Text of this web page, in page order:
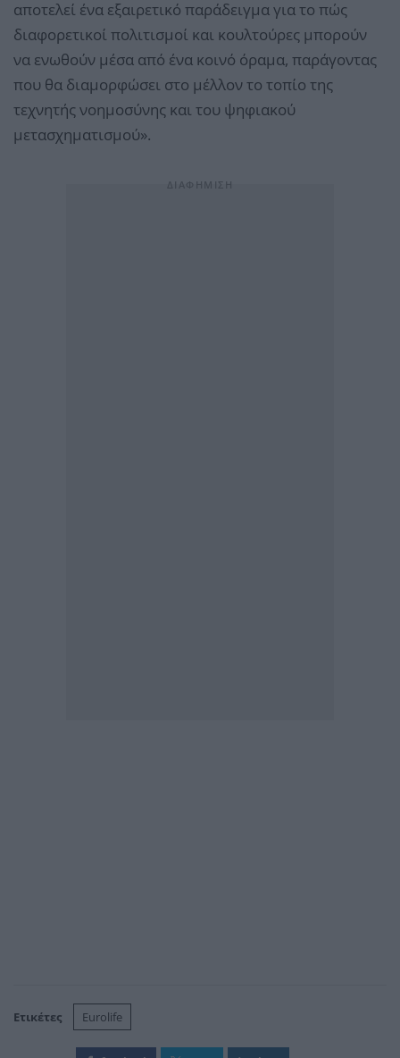
αποτελεί ένα εξαιρετικό παράδειγμα για το πώς
διαφορετικοί πολιτισμοί και κουλτούρες μπορούν
να ενωθούν μέσα από ένα κοινό όραμα, παράγοντας
που θα διαμορφώσει στο μέλλον το τοπίο της
τεχνητής νοημοσύνης και του ψηφιακού
μετασχηματισμού».
Ετικέτες Eurolife